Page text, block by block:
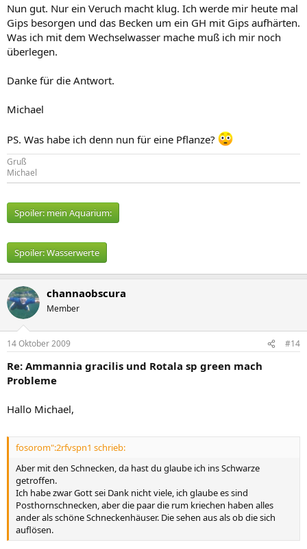
Nun gut. Nur ein Veruch macht klug. Ich werde mir heute mal
Gips besorgen und das Becken um ein GH mit Gips aufhärten.
Was ich mit dem Wechselwasser mache muß ich mir noch
überlegen.
Danke für die Antwort.
Michael
PS. Was habe ich denn nun für eine Pflanze?
Gruß
Michael
Spoiler: mein Aquarium:
Spoiler:Wasserwerte
channaobscura
Member
14 Oktober 2009 #14
Re: Ammannia gracilis und Rotala sp green mach
Probleme
Hallo Michael,
fosorom":2rfvspn1 schrieb:
Aber mit den Schnecken, da hast du glaube ich ins Schwarze
getroffen.
Ich habe zwar Gott sei Dank nicht viele, ich glaube es sind
Posthornschnecken, aber die paar die rum kriechen haben alles
ander als schöne Schneckenhäuser. Die sehen aus als ob die sich
auflösen.